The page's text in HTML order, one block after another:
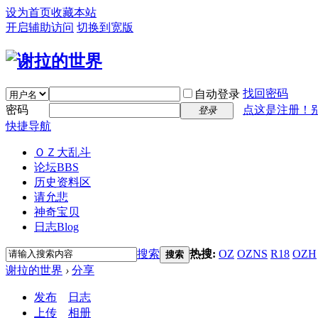
设为首页收藏本站
开启辅助访问 切换到宽版
自动登录 找回密码
密码
登录
点这是注册！
快捷导航
ＯＺ大乱斗
论坛BBS
历史资料区
请允悲
神奇宝贝
日志Blog
搜索 搜索 热搜: OZ OZNS R18 OZH
谢拉的世界 › 分享
发布
日志
上传
相册